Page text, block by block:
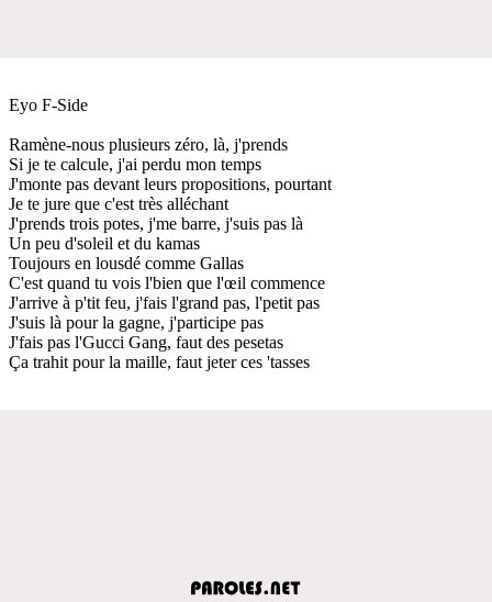
Eyo F-Side
Ramène-nous plusieurs zéro, là, j'prends
Si je te calcule, j'ai perdu mon temps
J'monte pas devant leurs propositions, pourtant
Je te jure que c'est très alléchant
J'prends trois potes, j'me barre, j'suis pas là
Un peu d'soleil et du kamas
Toujours en lousdé comme Gallas
C'est quand tu vois l'bien que l'œil commence
J'arrive à p'tit feu, j'fais l'grand pas, l'petit pas
J'suis là pour la gagne, j'participe pas
J'fais pas l'Gucci Gang, faut des pesetas
Ça trahit pour la maille, faut jeter ces 'tasses